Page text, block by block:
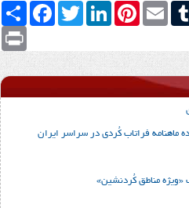
Facebook TwitterLinkedInPinterest Email
Print
«ویژه مناطق کُردنشین»